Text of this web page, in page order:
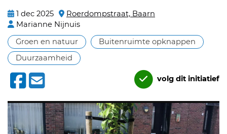
1 dec 2025
Roerdompstraat, Baarn
Marianne Nijnuis
Groen en natuur
Buitenruimte opknappen
Duurzaamheid
volg dit initiatief